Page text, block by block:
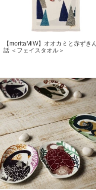
【moritaMiW】オオカミと赤ずき
話 ＜フェイスタオル＞